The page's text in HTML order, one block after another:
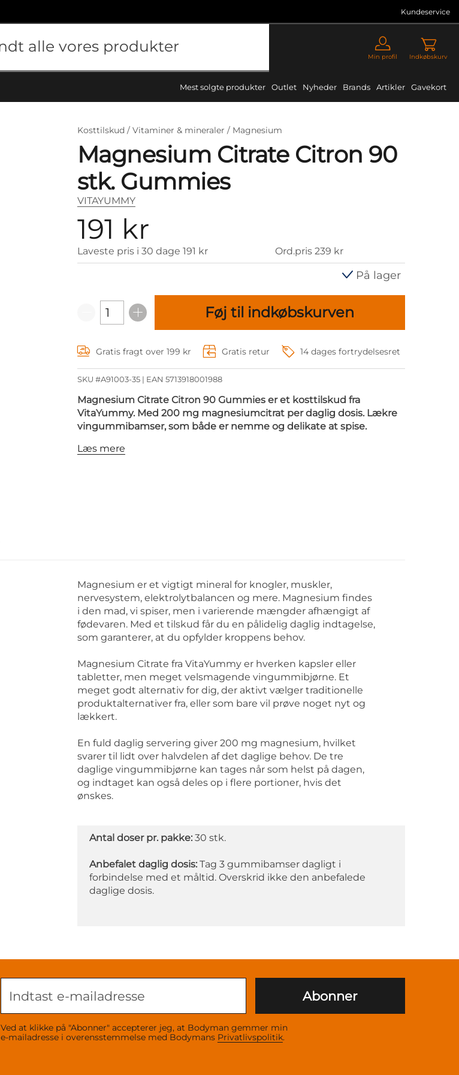
Kundeservice
Min profil Indkøbskurv
Mest solgte produkter Outlet Nyheder Brands Artikler Gavekort
Kosttilskud / Vitaminer & mineraler / Magnesium
Magnesium Citrate Citron 90
stk. Gummies
VITAYUMMY
191 kr
Laveste pris i 30 dage 191 kr Ord.pris 239 kr
På lager
Føj til indkøbskurven
Gratis fragt over 199 kr Gratis retur 14 dages fortrydelsesret
SKU #A91003-35 | EAN 5713918001988
Magnesium Citrate Citron 90 Gummies er et kosttilskud fra
VitaYummy. Med 200 mg magnesiumcitrat per daglig dosis. Lækre
vingummibamser, som både er nemme og delikate at spise.
Læs mere
Magnesium er et vigtigt mineral for knogler, muskler,
nervesystem, elektrolytbalancen og mere. Magnesium findes
i den mad, vi spiser, men i varierende mængder afhængigt af
fødevaren. Med et tilskud får du en pålidelig daglig indtagelse,
som garanterer, at du opfylder kroppens behov.
Magnesium Citrate fra VitaYummy er hverken kapsler eller
tabletter, men meget velsmagende vingummibjørne. Et
meget godt alternativ for dig, der aktivt vælger traditionelle
produktalternativer fra, eller som bare vil prøve noget nyt og
lækkert.
En fuld daglig servering giver 200 mg magnesium, hvilket
svarer til lidt over halvdelen af det daglige behov. De tre
daglige vingummibjørne kan tages når som helst på dagen,
og indtaget kan også deles op i flere portioner, hvis det
ønskes.
Antal doser pr. pakke:30 stk.
Anbefalet daglig dosis: Tag 3 gummibamser dagligt i
forbindelse med et måltid. Overskrid ikke den anbefalede
daglige dosis.
Ved at klikke på "Abonner" accepterer jeg, at Bodyman gemmer min
e-mailadresse i overensstemmelse med Bodymans Privatlivspolitik.
Abonner